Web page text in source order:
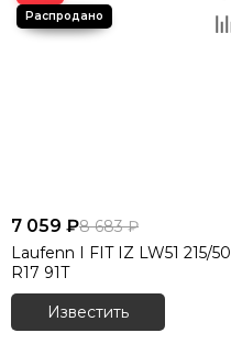
7 059 ₽8 683 ₽
Laufenn I FIT IZ LW51 215/50
R17 91T
Известить